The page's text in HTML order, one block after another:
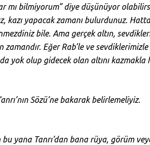
mı bilmiyorum” diye düşünüyor
kazı yapacak zamanı bulurdunuz.
bile. Ama gerçek altın,
Eğer Rab’le ve
yok olup gidecek olan altını kazmakla
Sözü’ne bakarak belirlemeliyiz.
yana Tanrı’dan bana rüya, görüm